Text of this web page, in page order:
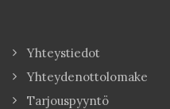
Yhteystiedot
Yhteydenottolomake
Tarjouspyyntö